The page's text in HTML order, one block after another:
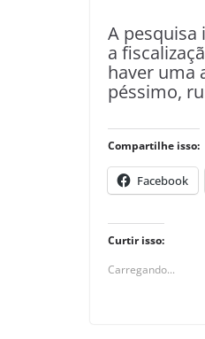
A pesquisa
a
haver uma
péssimo,
Compartilhe isso:
Facebook
Curtir isso:
Carregando...